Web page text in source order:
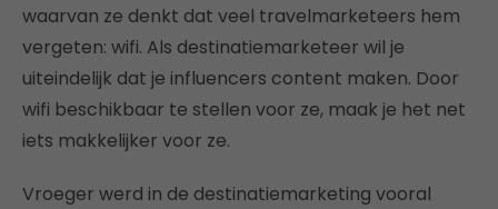
waarvan ze denkt dat veel travelmarketeers hem
vergeten: wifi. Als destinatiemarketeer wil je
uiteindelijk dat je influencers content maken. Door
wifi beschikbaar te stellen voor ze, maak je het net
iets makkelijker voor ze.
Vroeger werd in de destinatiemarketing vooral